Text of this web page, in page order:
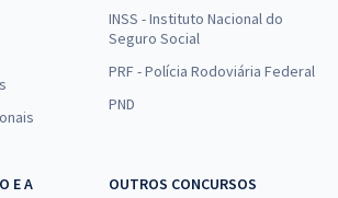
INSS - Instituto Nacional do
Seguro Social
PRF - Polícia Rodoviária Federal
PND
E A
OUTROS CONCURSOS